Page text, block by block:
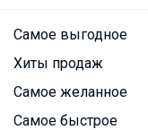
Самое выгодное
Хиты продаж
Самое желанное
Самое быстрое